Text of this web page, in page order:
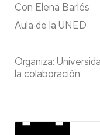
Con Elena Barlés
Aula de la UNED
Organiza:
la colaboración